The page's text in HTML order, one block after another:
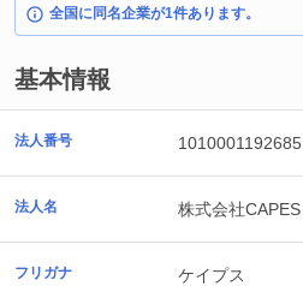
全国に同名企業が1件あります。
基本情報
法人番号 1010001192685
法人名 株式会社CAPES
フリガナ ケイプス